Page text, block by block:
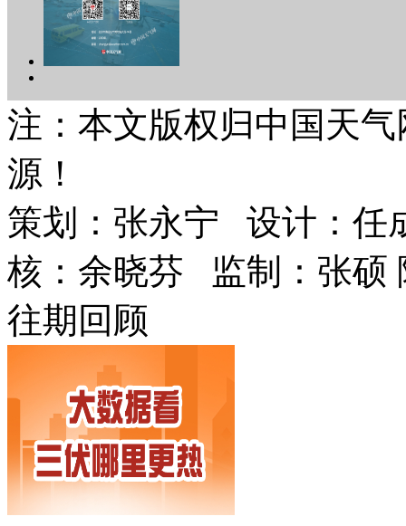
注：本文版权归中国天
源！
策划：张永宁 设计：任
核：余晓芬 监制：张硕
往期回顾